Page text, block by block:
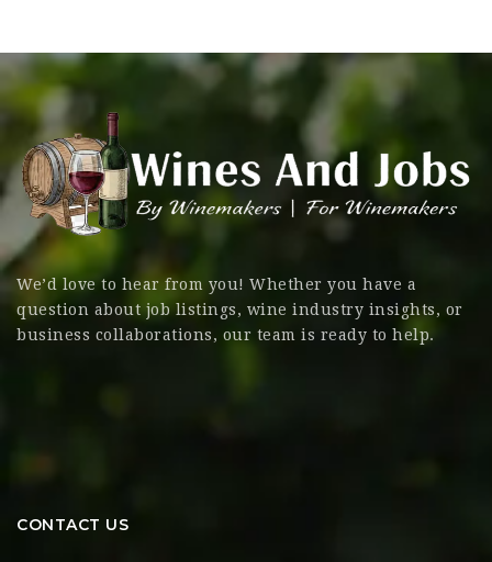
We’d love to hear from you! Whether you have a
question about job listings, wine industry insights, or
business collaborations, our team is ready to help.
CONTACT US